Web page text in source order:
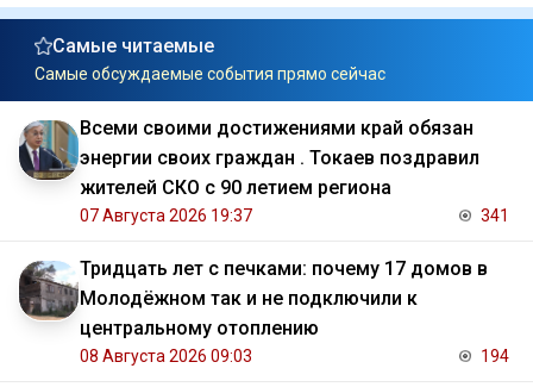
Самые читаемые
Самые обсуждаемые события прямо сейчас
Всеми своими достижениями край обязан
энергии своих граждан . Токаев поздравил
жителей СКО с 90 летием региона
07 Августа 2026 19:37 341
Тридцать лет с печками: почему 17 домов в
Молодёжном так и не подключили к
центральному отоплению
08 Августа 2026 09:03 194